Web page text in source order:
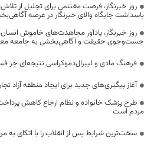
روز خبرنگار، فرصت مغتنمی برای تجلیل از
پاسداشت جایگاه والای خبرنگار در عرصه
روز خبرنگار، یادآور مجاهدت‌های خاموش
جست‌وجوی حقیقت و آگاهی‌بخشی به جامعه
فرهنگ مادی و لیبرال‌دموکراسی نتیجه‌ای جز
آغاز پیگیری‌های جدید برای ایجاد منطقه آزاد
طرح پزشک خانواده و نظام ارجاع کاهش
مردم است
سخت‌ترین شرایط پس از انقلاب را با اتکای